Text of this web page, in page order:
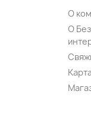
О
О